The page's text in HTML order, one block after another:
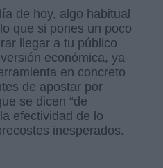
de hoy, algo habitual
que si pones un poco
llegar a tu público
económica, ya
en concreto
de apostar por
se dicen “de
efectividad de lo
inesperados.